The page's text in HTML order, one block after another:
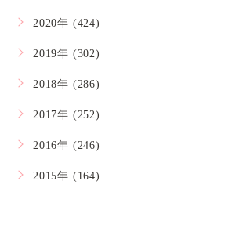
2020年 (424)
2019年 (302)
2018年 (286)
2017年 (252)
2016年 (246)
2015年 (164)